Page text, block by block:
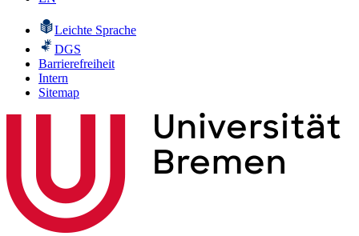
Leichte Sprache
DGS
Barrierefreiheit
Intern
Sitemap